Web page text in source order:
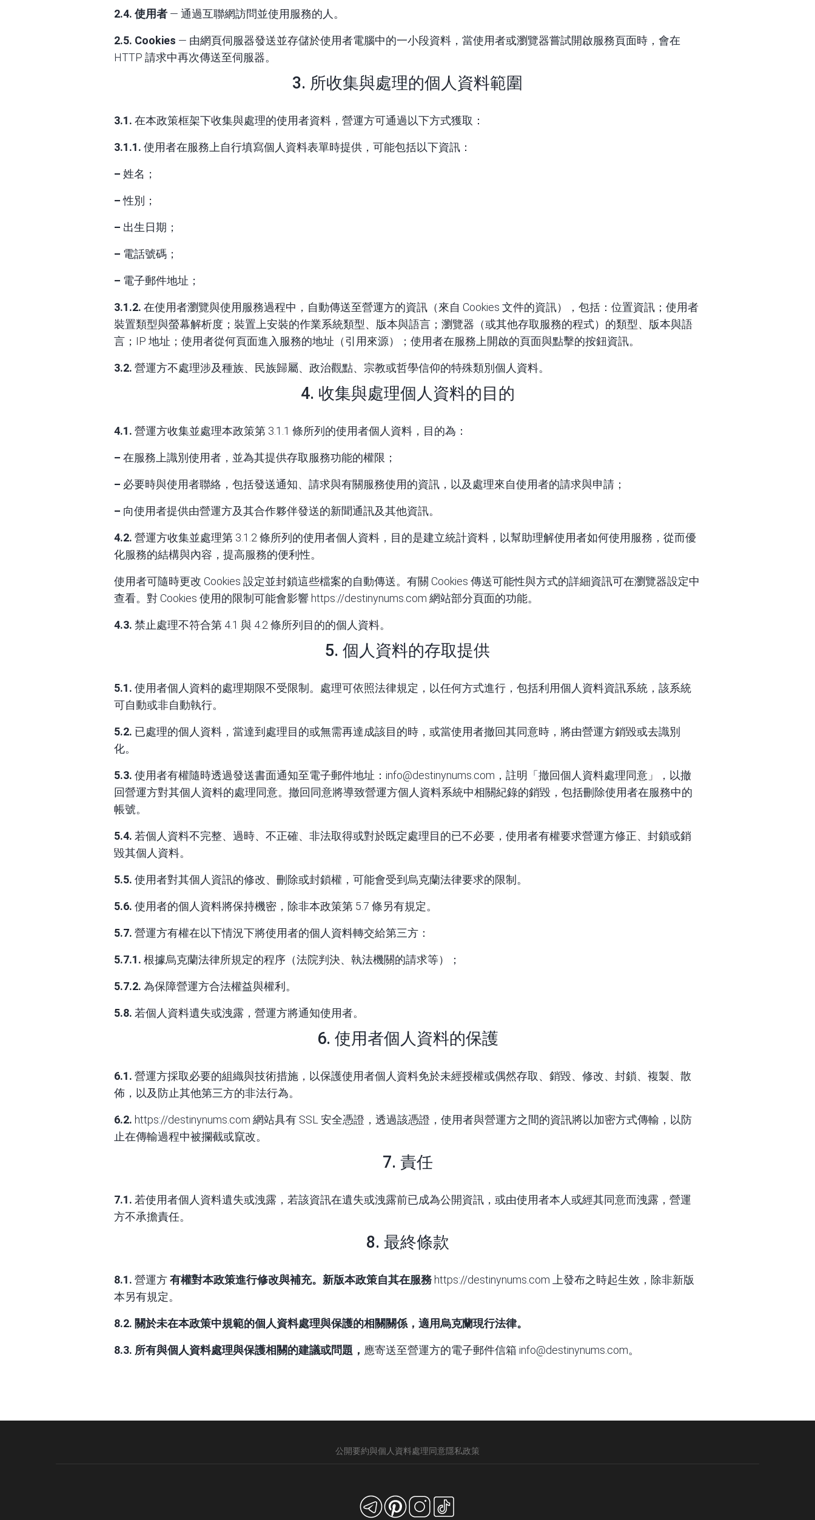
2.4. 使用者 — 通過互聯網訪問並使用服務的人。
2.5. Cookies — 由網頁伺服器發送並存儲於使用者電腦中的一小段資料，當使用者或瀏覽器嘗試開啟服務頁面時，會在
HTTP 請求中再次傳送至伺服器。
3. 所收集與處理的個人資料範圍
3.1. 在本政策框架下收集與處理的使用者資料，營運方可通過以下方式獲取：
3.1.1. 使用者在服務上自行填寫個人資料表單時提供，可能包括以下資訊：
– 姓名；
–性別；
– 出生日期；
– 電話號碼；
– 電子郵件地址；
3.1.2. 在使用者瀏覽與使用服務過程中，自動傳送至營運方的資訊（來自 Cookies 文件的資訊），包括：位置資訊；使用者
裝置類型與螢幕解析度；裝置上安裝的作業系統類型、版本與語言；瀏覽器（或其他存取服務的程式）的類型、版本與語
言；IP 地址；使用者從何頁面進入服務的地址（引用來源）；使用者在服務上開啟的頁面與點擊的按鈕資訊。
3.2. 營運方不處理涉及種族、民族歸屬、政治觀點、宗教或哲學信仰的特殊類別個人資料。
4. 收集與處理個人資料的目的
4.1. 營運方收集並處理本政策第 3.1.1 條所列的使用者個人資料，目的為：
– 在服務上識別使用者，並為其提供存取服務功能的權限；
– 必要時與使用者聯絡，包括發送通知、請求與有關服務使用的資訊，以及處理來自使用者的請求與申請；
– 向使用者提供由營運方及其合作夥伴發送的新聞通訊及其他資訊。
4.2. 營運方收集並處理第 3.1.2 條所列的使用者個人資料，目的是建立統計資料，以幫助理解使用者如何使用服務，從而優
化服務的結構與內容，提高服務的便利性。
使用者可隨時更改 Cookies 設定並封鎖這些檔案的自動傳送。有關 Cookies 傳送可能性與方式的詳細資訊可在瀏覽器設定中
查看。對 Cookies 使用的限制可能會影響 https://destinynums.com 網站部分頁面的功能。
4.3. 禁止處理不符合第 4.1 與 4.2 條所列目的的個人資料。
5. 個人資料的存取提供
5.1. 使用者個人資料的處理期限不受限制。處理可依照法律規定，以任何方式進行，包括利用個人資料資訊系統，該系統
可自動或非自動執行。
5.2. 已處理的個人資料，當達到處理目的或無需再達成該目的時，或當使用者撤回其同意時，將由營運方銷毀或去識別
化。
5.3. 使用者有權隨時透過發送書面通知至電子郵件地址： info@destinynums.com ，註明「撤回個人資料處理同意」，以撤
回營運方對其個人資料的處理同意。撤回同意將導致營運方個人資料系統中相關紀錄的銷毀，包括刪除使用者在服務中的
帳號。
5.4. 若個人資料不完整、過時、不正確、非法取得或對於既定處理目的已不必要，使用者有權要求營運方修正、封鎖或銷
毀其個人資料。
5.5. 使用者對其個人資訊的修改、刪除或封鎖權，可能會受到烏克蘭法律要求的限制。
5.6. 使用者的個人資料將保持機密，除非本政策第 5.7 條另有規定。
5.7. 營運方有權在以下情況下將使用者的個人資料轉交給第三方：
5.7.1. 根據烏克蘭法律所規定的程序（法院判決、執法機關的請求等）；
5.7.2. 為保障營運方合法權益與權利。
5.8. 若個人資料遺失或洩露，營運方將通知使用者。
6. 使用者個人資料的保護
6.1. 營運方採取必要的組織與技術措施，以保護使用者個人資料免於未經授權或偶然存取、銷毀、修改、封鎖、複製、散
佈，以及防止其他第三方的非法行為。
6.2. https://destinynums.com 網站具有 SSL 安全憑證，透過該憑證，使用者與營運方之間的資訊將以加密方式傳輸，以防
止在傳輸過程中被攔截或竄改。
7. 責任
7.1. 若使用者個人資料遺失或洩露，若該資訊在遺失或洩露前已成為公開資訊，或由使用者本人或經其同意而洩露，營運
方不承擔責任。
8. 最終條款
8.1. 營運方有權對本政策進行修改與補充。新版本政策自其在服務 https://destinynums.com 上發布之時起生效，除非新版
本另有規定。
8.2. 關於未在本政策中規範的個人資料處理與保護的相關關係，適用烏克蘭現行法律。
8.3. 所有與個人資料處理與保護相關的建議或問題， 應寄送至營運方的電子郵件信箱 info@destinynums.com。
公開要約與個人資料處理同意隱私政策